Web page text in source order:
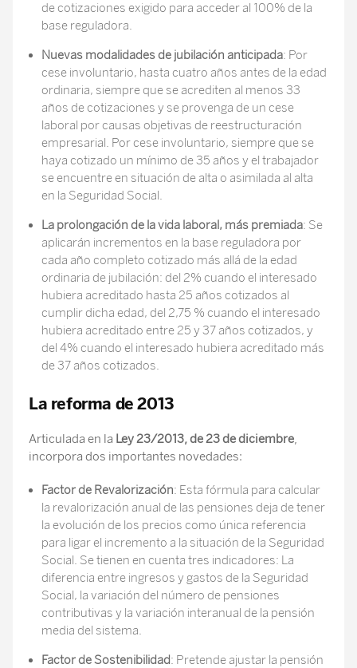
de cotizaciones exigido para acceder al 100% de la
base reguladora.
Nuevas modalidades de jubilación anticipada: Por
cese involuntario, hasta cuatro años antes de la edad
ordinaria, siempre que se acrediten al menos 33
años de cotizaciones y se provenga de un cese
laboral por causas objetivas de reestructuración
empresarial. Por cese involuntario, siempre que se
haya cotizado un mínimo de 35 años y el trabajador
se encuentre en situación de alta o asimilada al alta
en la Seguridad Social.
La prolongación de la vida laboral, más premiada: Se
aplicarán incrementos en la base reguladora por
cada año completo cotizado más allá de la edad
ordinaria de jubilación: del 2% cuando el interesado
hubiera acreditado hasta 25 años cotizados al
cumplir dicha edad, del 2,75 % cuando el interesado
hubiera acreditado entre 25 y 37 años cotizados, y
del 4% cuando el interesado hubiera acreditado más
de 37 años cotizados.
La reforma de 2013
Articulada en la Ley 23/2013, de 23 de diciembre,
incorpora dos importantes novedades:
Factor de Revalorización: Esta fórmula para calcular
la revalorización anual de las pensiones deja de tener
la evolución de los precios como única referencia
para ligar el incremento a la situación de la Seguridad
Social. Se tienen en cuenta tres indicadores: La
diferencia entre ingresos y gastos de la Seguridad
Social, la variación del número de pensiones
contributivas y la variación interanual de la pensión
media del sistema.
Factor de Sostenibilidad: Pretende ajustar la pensión